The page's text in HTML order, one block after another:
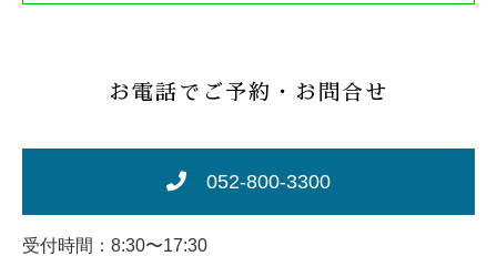
お電話でご予約・お問合せ
052-800-3300
受付時間：8:30〜17:30